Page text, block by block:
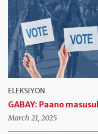
ELEKSIYON
GABAY: Paano
March 21, 2025